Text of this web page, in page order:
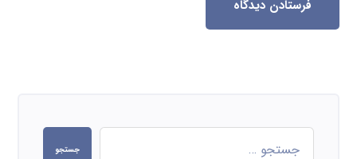
فرستادن دیدگاه
جستجو